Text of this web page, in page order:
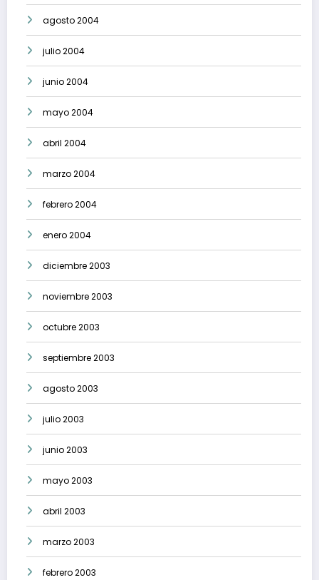
agosto 2004
julio 2004
junio 2004
mayo 2004
abril 2004
marzo 2004
febrero 2004
enero 2004
diciembre 2003
noviembre 2003
octubre 2003
septiembre 2003
agosto 2003
julio 2003
junio 2003
mayo 2003
abril 2003
marzo 2003
febrero 2003